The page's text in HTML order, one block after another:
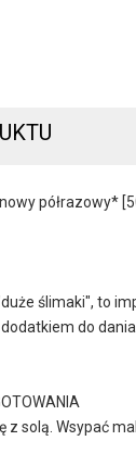
półrazowy*
ślimaki", to
dodatkiem do
z solą. Wsypać